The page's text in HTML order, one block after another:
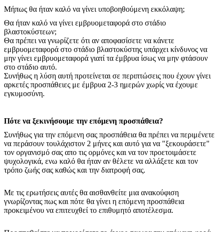
Μήπως θα ήταν καλό να γίνει υποβοηθούμενη εκκόλαψη;
Θα ήταν καλό να γίνει εμβρυομεταφορά στο στάδιο
βλαστοκύστεων;
Θα πρέπει να γνωρίζετε ότι αν αποφασίσετε να κάνετε
εμβρυομεταφορά στο στάδιο βλαστοκύστης υπάρχει κίνδυνος να
μην γίνει εμβρυομεταφορά γιατί τα έμβρυα ίσως να μην φτάσουν
στο στάδιο αυτό.
Συνήθως η λύση αυτή προτείνεται σε περιπτώσεις που έχουν γίνει
αρκετές προσπάθειες με έμβρυα 2-3 ημερών χωρίς να έχουμε
εγκυμοσύνη.
Πότε να ξεκινήσουμε την επόμενη προσπάθεια?
Συνήθως για την επόμενη σας προσπάθεια θα πρέπει να περιμένετε
να περάσουν τουλάχιστον 2 μήνες και αυτό για να "ξεκουράσετε"
τον οργανισμό σας απο τις ορμόνες και να τον προετοιμάσετε
ψυχολογικά, ενω καλό θα ήταν αν θέλετε να αλλάξετε και τον
τρόπο ζωής σας καθώς και την διατροφή σας.
Με τις ερωτήσεις αυτές θα αισθανθείτε μια ανακούφιση
γνωρίζοντας πως και πότε θα γίνει η επόμενη προσπάθεια
προκειμένου να επιτευχθεί το επιθυμητό αποτέλεσμα.